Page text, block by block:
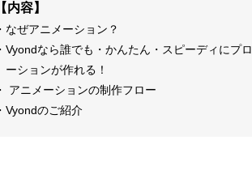
【内容】
なぜアニメーション？
Vyondなら誰でも・かんたん・スピーディにプ
ーションが作れる！
アニメーションの制作フロー
Vyondのご紹介